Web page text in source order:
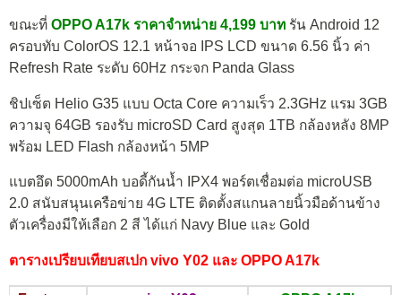
ขณะที่ OPPO A17k ราคาจำหน่าย 4,199 บาท รัน Android 12
ครอบทับ ColorOS 12.1 หน้าจอ IPS LCD ขนาด 6.56 นิ้ว ค่า
Refresh Rate ระดับ 60Hz กระจก Panda Glass
ชิปเซ็ต Helio G35 แบบ Octa Core ความเร็ว 2.3GHz แรม 3GB
ความจุ 64GB รองรับ microSD Card สูงสุด 1TB กล้องหลัง 8MP
พร้อม LED Flash กล้องหน้า 5MP
แบตอึด 5000mAh บอดี้กันน้ำ IPX4 พอร์ตเชื่อมต่อ microUSB
2.0 สนับสนุนเครือข่าย 4G LTE ติดตั้งสแกนลายนิ้วมือด้านข้าง
ตัวเครื่องมีให้เลือก 2 สี ได้แก่ Navy Blue และ Gold
ตารางเปรียบเทียบสเปก vivo Y02 และ OPPO A17k